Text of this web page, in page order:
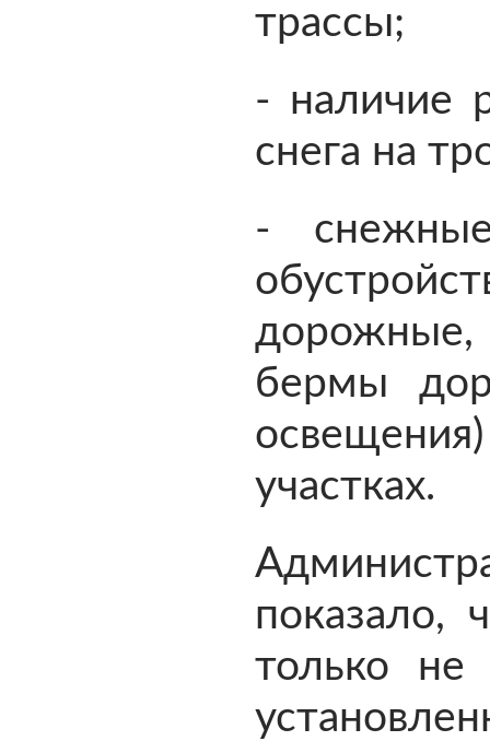
трассы;
- наличие
снега на
-
дорожные,
бермы
участках.
показало,
только не